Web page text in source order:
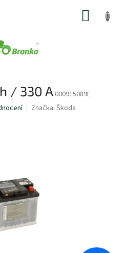
/ 330 A 000915089E
Značka: Škoda